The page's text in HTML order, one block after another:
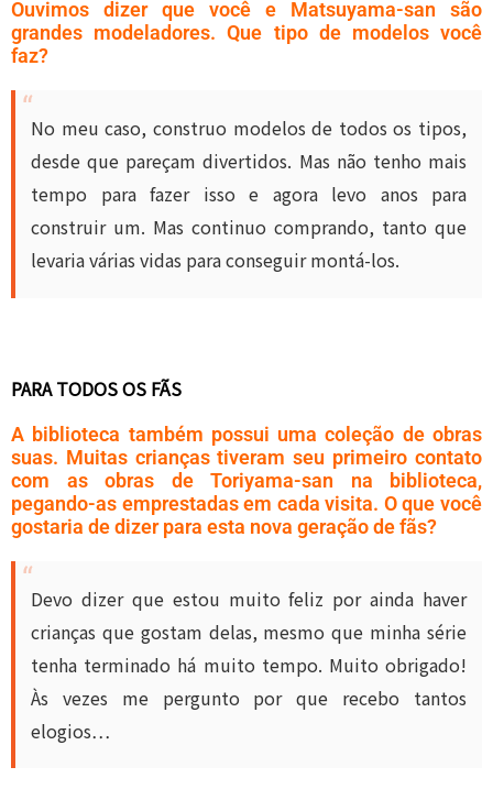
Ouvimos dizer que você e Matsuyama-san são
grandes modeladores. Que tipo de modelos você
faz?
No meu caso, construo modelos de todos os tipos,
desde que pareçam divertidos. Mas não tenho mais
tempo para fazer isso e agora levo anos para
construir um. Mas continuo comprando, tanto que
levaria várias vidas para conseguir montá-los.
PARA TODOS OS FÃS
A biblioteca também possui uma coleção de obras
suas. Muitas crianças tiveram seu primeiro contato
com as obras de Toriyama-san na biblioteca,
pegando-as emprestadas em cada visita. O que você
gostaria de dizer para esta nova geração de fãs?
Devo dizer que estou muito feliz por ainda haver
crianças que gostam delas, mesmo que minha série
tenha terminado há muito tempo. Muito obrigado!
Às vezes me pergunto por que recebo tantos
elogios…